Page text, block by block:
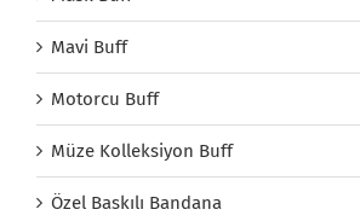
Mavi Buff
Motorcu Buff
Müze Kolleksiyon Buff
Özel Baskılı Bandana